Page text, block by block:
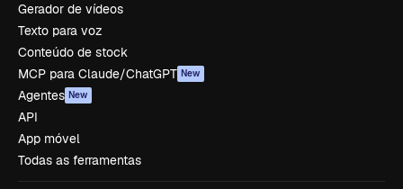
Gerador de vídeos
Texto para voz
Conteúdo de stock
MCP para Claude/ChatGPT New
Agentes New
API
App móvel
Todas as ferramentas